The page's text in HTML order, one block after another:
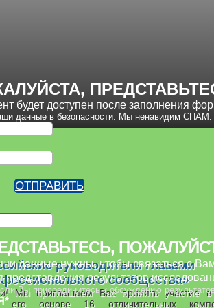
руководители глазами
сообщества»
Мы приглашаем Вас принять участие
его основе 16 отличительных
будет доступен после заполнения
данные в безопасности. Мы ненавидим СПАМ.
ОТПРАВИТЬ
данные нужны, чтобы связаться с
представления результатов
Вы присоединитесь к обсуждению